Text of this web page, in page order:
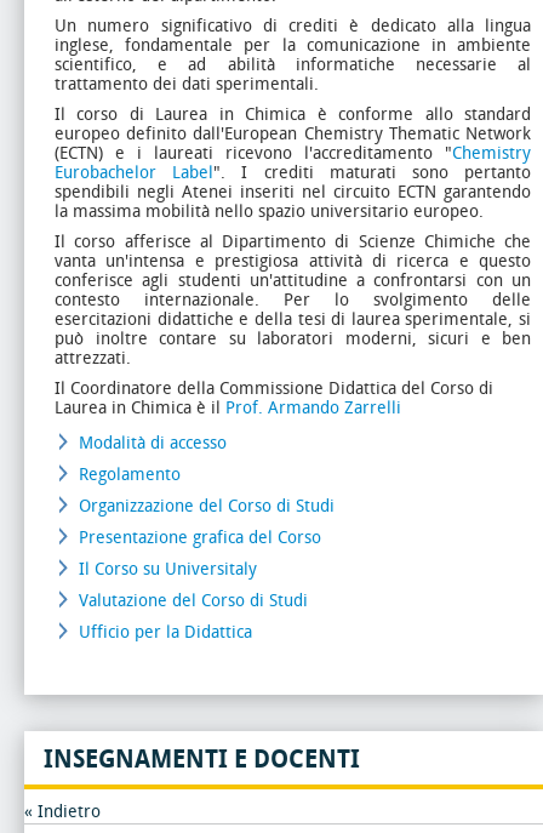
Un numero significativo di crediti è dedicato alla lingua
inglese, fondamentale per la comunicazione in ambiente
scientifico, e ad abilità informatiche necessarie al
trattamento dei dati sperimentali.
Il corso di Laurea in Chimica è conforme allo standard
europeo definito dall'European Chemistry Thematic Network
(ECTN) e i laureati ricevono l'accreditamento "Chemistry
Eurobachelor Label". I crediti maturati sono pertanto
spendibili negli Atenei inseriti nel circuito ECTN garantendo
la massima mobilità nello spazio universitario europeo.
Il corso afferisce al Dipartimento di Scienze Chimiche che
vanta un'intensa e prestigiosa attività di ricerca e questo
conferisce agli studenti un'attitudine a confrontarsi con un
contesto internazionale. Per lo svolgimento delle
esercitazioni didattiche e della tesi di laurea sperimentale, si
può inoltre contare su laboratori moderni, sicuri e ben
attrezzati.
Il Coordinatore della Commissione Didattica del Corso di
Laurea in Chimica è il Prof. Armando Zarrelli
Modalità di accesso
Regolamento
Organizzazione del Corso di Studi
Presentazione grafica del Corso
Il Corso su Universitaly
Valutazione del Corso di Studi
Ufficio per la Didattica
INSEGNAMENTI E DOCENTI
« Indietro